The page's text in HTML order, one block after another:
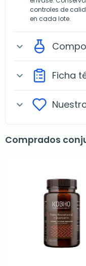
controles de
en cada lote.
expand_more
expand_more Ficha
expand_more
Comprados